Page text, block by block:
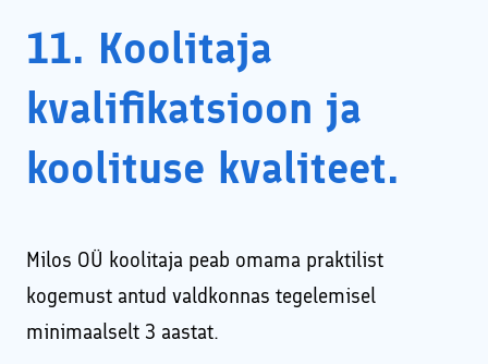
11. Koolitaja
kvalifikatsioon ja
koolituse kvaliteet.
Milos OÜ koolitaja peab omama praktilist
kogemust antud valdkonnas tegelemisel
minimaalselt 3 aastat.